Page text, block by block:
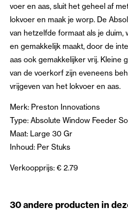
voer en aas, sluit het geheel af
lokvoer en maak je worp. De
van hetzelfde formaat als je duim,
en gemakkelijk maakt, door de
aas ook gemakkelijker vrij. Kleine
van de voerkorf zijn eveneens
vrijgeven van het lokvoer en aas.
Merk: Preston Innovations
Type: Absolute Window Feeder
Maat: Large 30 Gr
Inhoud: Per Stuks
Verkoopprijs: € 2.79
30 andere producten in